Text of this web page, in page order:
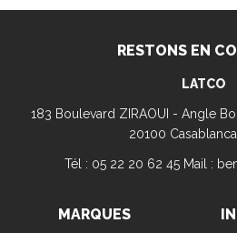
RESTONS EN
LATCO
183 Boulevard ZIRAOUI - Angle
20100
Tél : 05 22 20 62 45 Mail :
MARQUES